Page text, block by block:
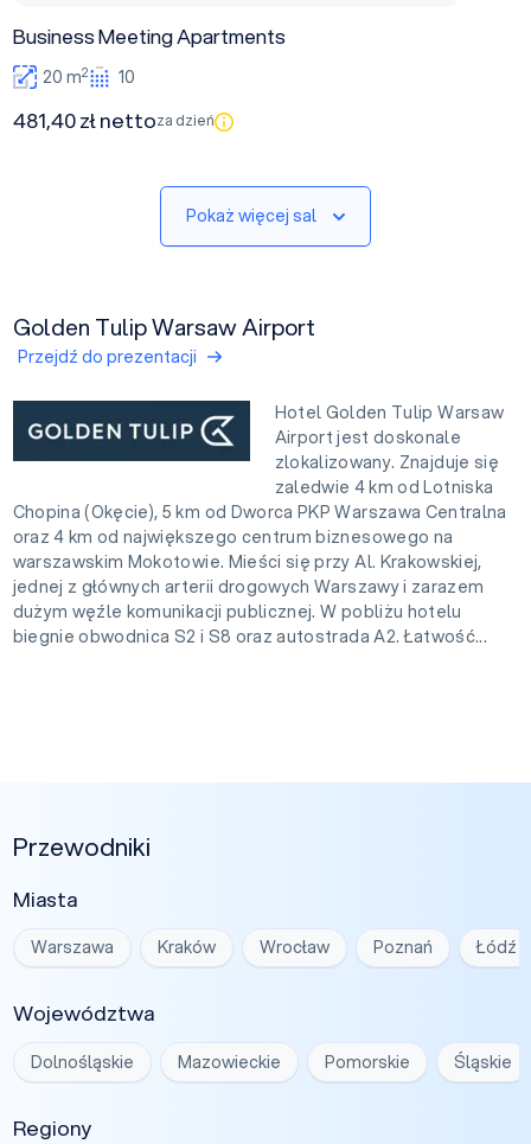
Business Meeting Apartments
20 m2 10
481,40 zł nettoza dzień
Pokaż więcej sal
Golden Tulip Warsaw Airport
Przejdź do prezentacji
Hotel Golden Tulip Warsaw
Airport jest doskonale
zlokalizowany. Znajduje się
zaledwie 4 km od Lotniska
Chopina (Okęcie), 5 km od Dworca PKP Warszawa Centralna
oraz 4 km od największego centrum biznesowego na
warszawskim Mokotowie. Mieści się przy Al. Krakowskiej,
jednej z głównych arterii drogowych Warszawy i zarazem
dużym węźle komunikacji publicznej. W pobliżu hotelu
biegnie obwodnica S2 i S8 oraz autostrada A2. Łatwość...
Przewodniki
Miasta
Warszawa Kraków Wrocław Poznań Łódź
Województwa
Dolnośląskie Mazowieckie Pomorskie Śląskie
Regiony